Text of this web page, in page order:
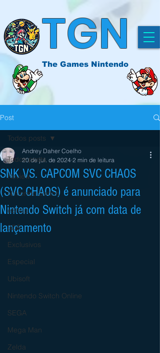
TGN
The Games Nintendo
Post
Todos posts
Review
Nintendo Switch
eShop
3DS
Exclusivos
Especial
Ubisoft
Nintendo Switch Online
SEGA
Mega Man
Zelda
Todos posts
SNK VS. CAPCOM SVC CHAOS
(SVC CHAOS) é anunciado para
Nintendo Switch já com data de
lançamento
Andrey Daher Coelho
20 de jul. de 2024 2 min de leitura